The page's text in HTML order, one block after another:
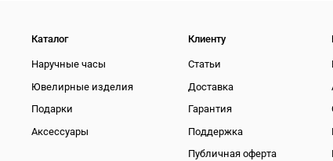
Каталог
Наручные часы
Ювелирные изделия
Подарки
Аксессуары
Клиенту
Статьи
Доставка
Гарантия
Поддержка
Публичная оферта